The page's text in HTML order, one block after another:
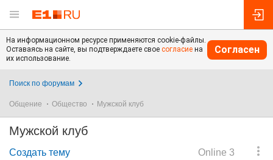
На информационном ресурсе применяются cookie-файлы.
Оставаясь на сайте, вы подтверждаете свое согласие на
их использование.
Согласен
Поиск по форумам
Общение Общество Мужской клуб
Мужской клуб
Online 3
Создать тему